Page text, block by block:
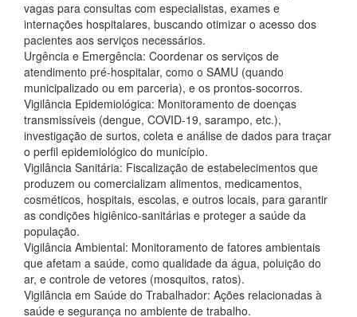
vagas para consultas com especialistas, exames e
internações hospitalares, buscando otimizar o acesso dos
pacientes aos serviços necessários.
Urgência e Emergência: Coordenar os serviços de
atendimento pré-hospitalar, como o SAMU (quando
municipalizado ou em parceria), e os prontos-socorros.
Vigilância Epidemiológica: Monitoramento de doenças
transmissíveis (dengue, COVID-19, sarampo, etc.),
investigação de surtos, coleta e análise de dados para traçar
o perfil epidemiológico do município.
Vigilância Sanitária: Fiscalização de estabelecimentos que
produzem ou comercializam alimentos, medicamentos,
cosméticos, hospitais, escolas, e outros locais, para garantir
as condições higiênico-sanitárias e proteger a saúde da
população.
Vigilância Ambiental: Monitoramento de fatores ambientais
que afetam a saúde, como qualidade da água, poluição do
ar, e controle de vetores (mosquitos, ratos).
Vigilância em Saúde do Trabalhador: Ações relacionadas à
saúde e segurança no ambiente de trabalho.